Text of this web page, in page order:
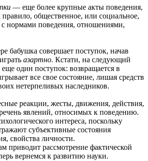
— еще более крупные акты поведения,
общественное, или социальное,
с нормами поведения, отношениями,
бабушка совершает поступок, начав
азартно. Кстати, на следующий
один поступок: возвращается в
все свое состояние, лишая средств
нетерпеливых наследников.
реакции, жесты, движения, действия,
явлений, относимых к поведению.
интереса, поскольку
субъективные состояния
свойства личности.
приводит рассмотрение фактической
вернемся к развитию науки.